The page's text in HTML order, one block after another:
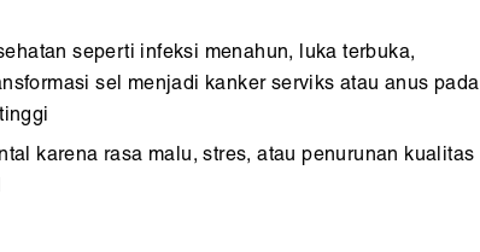
seperti infeksi menahun, luka terbuka,
sel menjadi kanker serviks atau anus pada
karena rasa malu, stres, atau penurunan kualitas